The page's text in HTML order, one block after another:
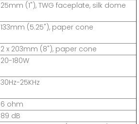
25mm (1"), TWG faceplate, silk dome
133mm (5.25"), paper cone
2 x 203mm (8"), paper cone
20-180W
30Hz-25KHz
6 ohm
89 dB